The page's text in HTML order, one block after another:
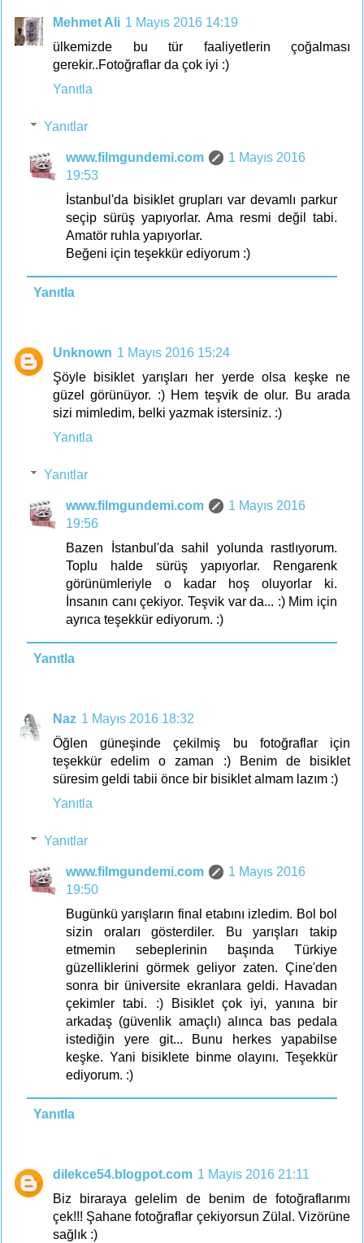
Mehmet Ali 1 Mayıs 2016 14:19
ülkemizde bu tür faaliyetlerin çoğalması
gerekir..Fotoğraflar da çok iyi :)
Yanıtla
Yanıtlar
www.filmgundemi.com
1 Mayıs 2016
19:53
İstanbul'da bisiklet grupları var devamlı parkur
seçip sürüş yapıyorlar. Ama resmi değil tabi.
Amatör ruhla yapıyorlar.
Beğeni için teşekkür ediyorum :)
Yanıtla
Unknown 1 Mayıs 2016 15:24
Şöyle bisiklet yarışları her yerde olsa keşke ne
güzel görünüyor. :) Hem teşvik de olur. Bu arada
sizi mimledim, belki yazmak istersiniz. :)
Yanıtla
Yanıtlar
www.filmgundemi.com
1 Mayıs 2016
19:56
Bazen İstanbul'da sahil yolunda rastlıyorum.
Toplu halde sürüş yapıyorlar. Rengarenk
görünümleriyle o kadar hoş oluyorlar ki.
İnsanın canı çekiyor. Teşvik var da... :) Mim için
ayrıca teşekkür ediyorum. :)
Yanıtla
Naz 1 Mayıs 2016 18:32
Öğlen güneşinde çekilmiş bu fotoğraflar için
teşekkür edelim o zaman :) Benim de bisiklet
süresim geldi tabii önce bir bisiklet almam lazım :)
Yanıtla
Yanıtlar
www.filmgundemi.com
1 Mayıs 2016
19:50
Bugünkü yarışların final etabını izledim. Bol bol
sizin oraları gösterdiler. Bu yarışları takip
etmemin sebeplerinin başında Türkiye
güzelliklerini görmek geliyor zaten. Çine'den
sonra bir üniversite ekranlara geldi. Havadan
çekimler tabi. :) Bisiklet çok iyi, yanına bir
arkadaş (güvenlik amaçlı) alınca bas pedala
istediğin yere git... Bunu herkes yapabilse
keşke. Yani bisiklete binme olayını. Teşekkür
ediyorum. :)
Yanıtla
dilekce54.blogpot.com 1 Mayıs 2016 21:11
Biz biraraya gelelim de benim de fotoğraflarımı
çek!!! Şahane fotoğraflar çekiyorsun Zülal. Vizörüne
sağlık :)